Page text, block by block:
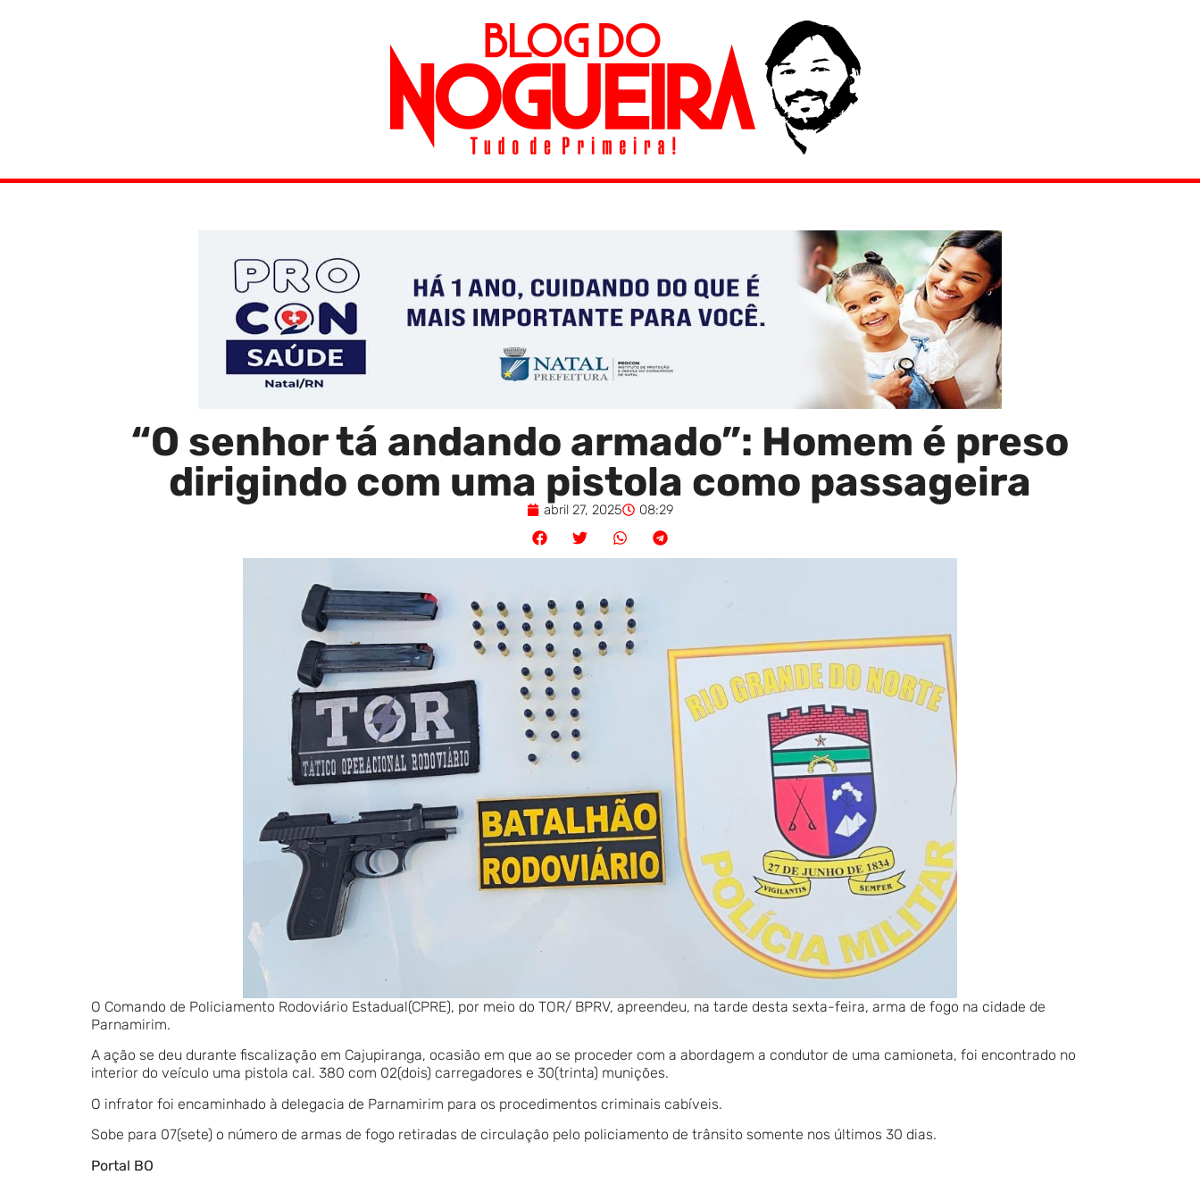
“O senhor tá andando armado”: Homem é preso
dirigindo com uma pistola como passageira
abril 27, 2025 08:29
O Comando de Policiamento Rodoviário Estadual(CPRE), por meio do TOR/ BPRV, apreendeu, na tarde desta sexta-feira, arma de fogo na cidade de
Parnamirim.
A ação se deu durante fiscalização em Cajupiranga, ocasião em que ao se proceder com a abordagem a condutor de uma camioneta, foi encontrado no
interior do veículo uma pistola cal. 380 com 02(dois) carregadores e 30(trinta) munições.
O infrator foi encaminhado à delegacia de Parnamirim para os procedimentos criminais cabíveis.
Sobe para 07(sete) o número de armas de fogo retiradas de circulação pelo policiamento de trânsito somente nos últimos 30 dias.
Portal BO